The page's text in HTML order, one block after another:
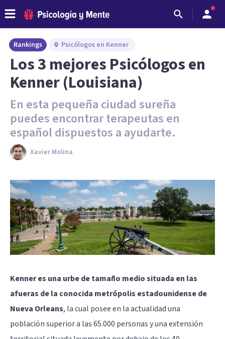
Rankings Psicólogos en Kenner
Los 3 mejores Psicólogos en
Kenner (Louisiana)
En esta pequeña ciudad sureña
puedes encontrar terapeutas en
español dispuestos a ayudarte.
Xavier Molina
Kenner es una urbe de tamaño medio situada en las
afueras de la conocida metrópolis estadounidense de
Nueva Orleans, la cual posee en la actualidad una
población superior a las 65.000 personas y una extensión